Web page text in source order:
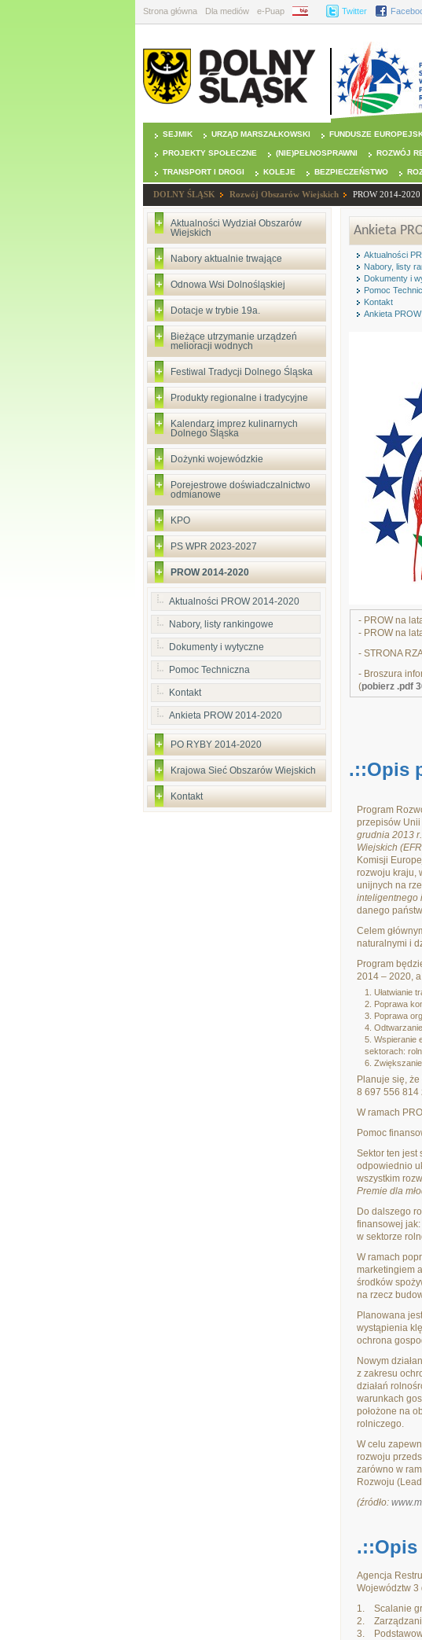
Strona główna Dla mediów e-Puap BIP Twitter
SEJMIK URZĄD MARSZAŁKOWSKI FUNDUSZE
PROJEKTY SPOŁECZNE (NIE)PEŁNOSPRAWNI ROZWÓJ
TRANSPORT I DROGI KOLEJE BEZPIECZEŃSTWO
DOLNY ŚLĄSK Rozwój Obszarów Wiejskich PROW 2014-2020
Aktualności Wydział Obszarów
Wiejskich
Nabory aktualnie trwające
Odnowa Wsi Dolnośląskiej
Dotacje w trybie 19a.
Bieżące utrzymanie urządzeń
melioracji wodnych
Festiwal Tradycji Dolnego Śląska
Produkty regionalne i tradycyjne
Kalendarz imprez kulinarnych
Dolnego Śląska
Dożynki wojewódzkie
Porejestrowe doświadczalnictwo
odmianowe
KPO
PS WPR 2023-2027
PROW 2014-2020
Aktualności PROW 2014-2020
Nabory, listy rankingowe
Dokumenty i wytyczne
Pomoc Techniczna
Kontakt
Ankieta PROW 2014-2020
PO RYBY 2014-2020
Krajowa Sieć Obszarów Wiejskich
Kontakt
Ankieta
Aktualności
Nabory, listy
Dokumenty i
Pomoc
Kontakt
Ankieta
- PROW na
- PROW na
- STRONA
- Broszura
(pobierz .pdf
.::Opis
Program
przepisów
grudnia 2013
Wiejskich
Komisji
rozwoju kraju,
unijnych na
inteligentnego
danego
Celem
naturalnymi i
Program
2014 – 2020,
Ułatwianie
Poprawa
Poprawa
Wspieranie
sektorach:
Planuje się,
8 697 556 814
W ramach
Pomoc
Sektor ten jest
odpowiednio
wszystkim
Premie dla
Do dalszego
finansowej jak:
w sektorze
W ramach
marketingiem
środków
na rzecz
Planowana
wystąpienia
ochrona
Nowym
z zakresu
działań
warunkach
położone na
rolniczego.
W celu
rozwoju
zarówno w
Rozwoju
(źródło:
.::Opis
Agencja
Województw 3
1. Scalanie
2.
3.